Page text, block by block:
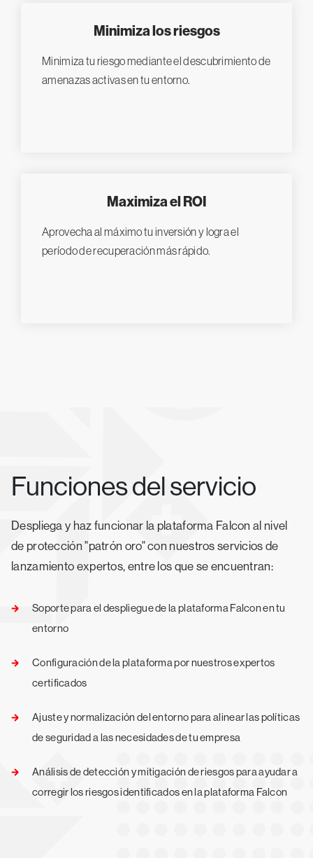
Minimiza los riesgos
Minimiza tu riesgo mediante el descubrimiento de
amenazas activas en tu entorno.
Maximiza el ROI
Aprovecha al máximo tu inversión y logra el
período de recuperación más rápido.
Funciones del servicio
Despliega y haz funcionar la plataforma Falcon al nivel
de protección "patrón oro" con nuestros servicios de
lanzamiento expertos, entre los que se encuentran:
Soporte para el despliegue de la plataforma Falcon en tu
entorno
Configuración de la plataforma por nuestros expertos
certificados
Ajuste y normalización del entorno para alinear las políticas
de seguridad a las necesidades de tu empresa
Análisis de detección y mitigación de riesgos para ayudar a
corregir los riesgos identificados en la plataforma Falcon